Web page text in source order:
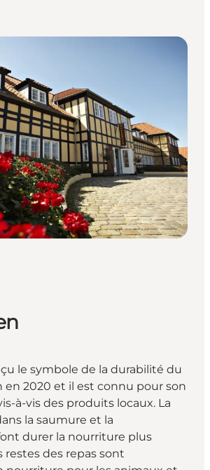
le symbole de la durabilité du
en 2020 et il est connu pour son
à-vis des produits locaux. La
la saumure et la
durer la nourriture plus
restes des repas sont